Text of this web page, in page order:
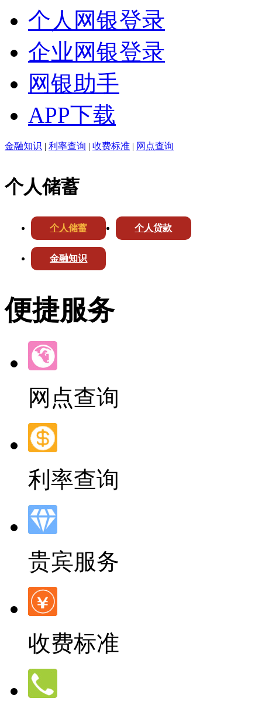
个人网银登录
企业网银登录
网银助手
APP下载
金融知识 | 利率查询 | 收费标准 | 网点查询
个人储蓄
个人储蓄 个人贷款
金融知识
便捷服务
网点查询
利率查询
贵宾服务
收费标准